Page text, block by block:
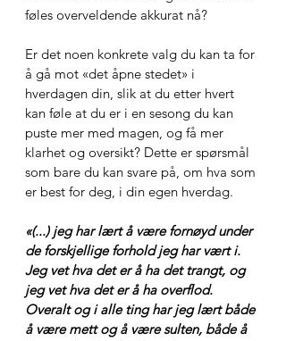
føles overveldende akkurat nå?
Er det noen konkrete valg du kan ta for
å gå mot «det åpne stedet» i
hverdagen din, slik at du etter hvert
kan føle at du er i en sesong du kan
puste mer med magen, og få mer
klarhet og oversikt? Dette er spørsmål
som bare du kan svare på, om hva som
er best for deg, i din egen hverdag.
«(...) jeg har lært å være fornøyd under
de forskjellige forhold jeg har vært i.
Jeg vet hva det er å ha det trangt, og
jeg vet hva det er å ha overflod.
Overalt og i alle ting har jeg lært både
å være mett og å være sulten, både å